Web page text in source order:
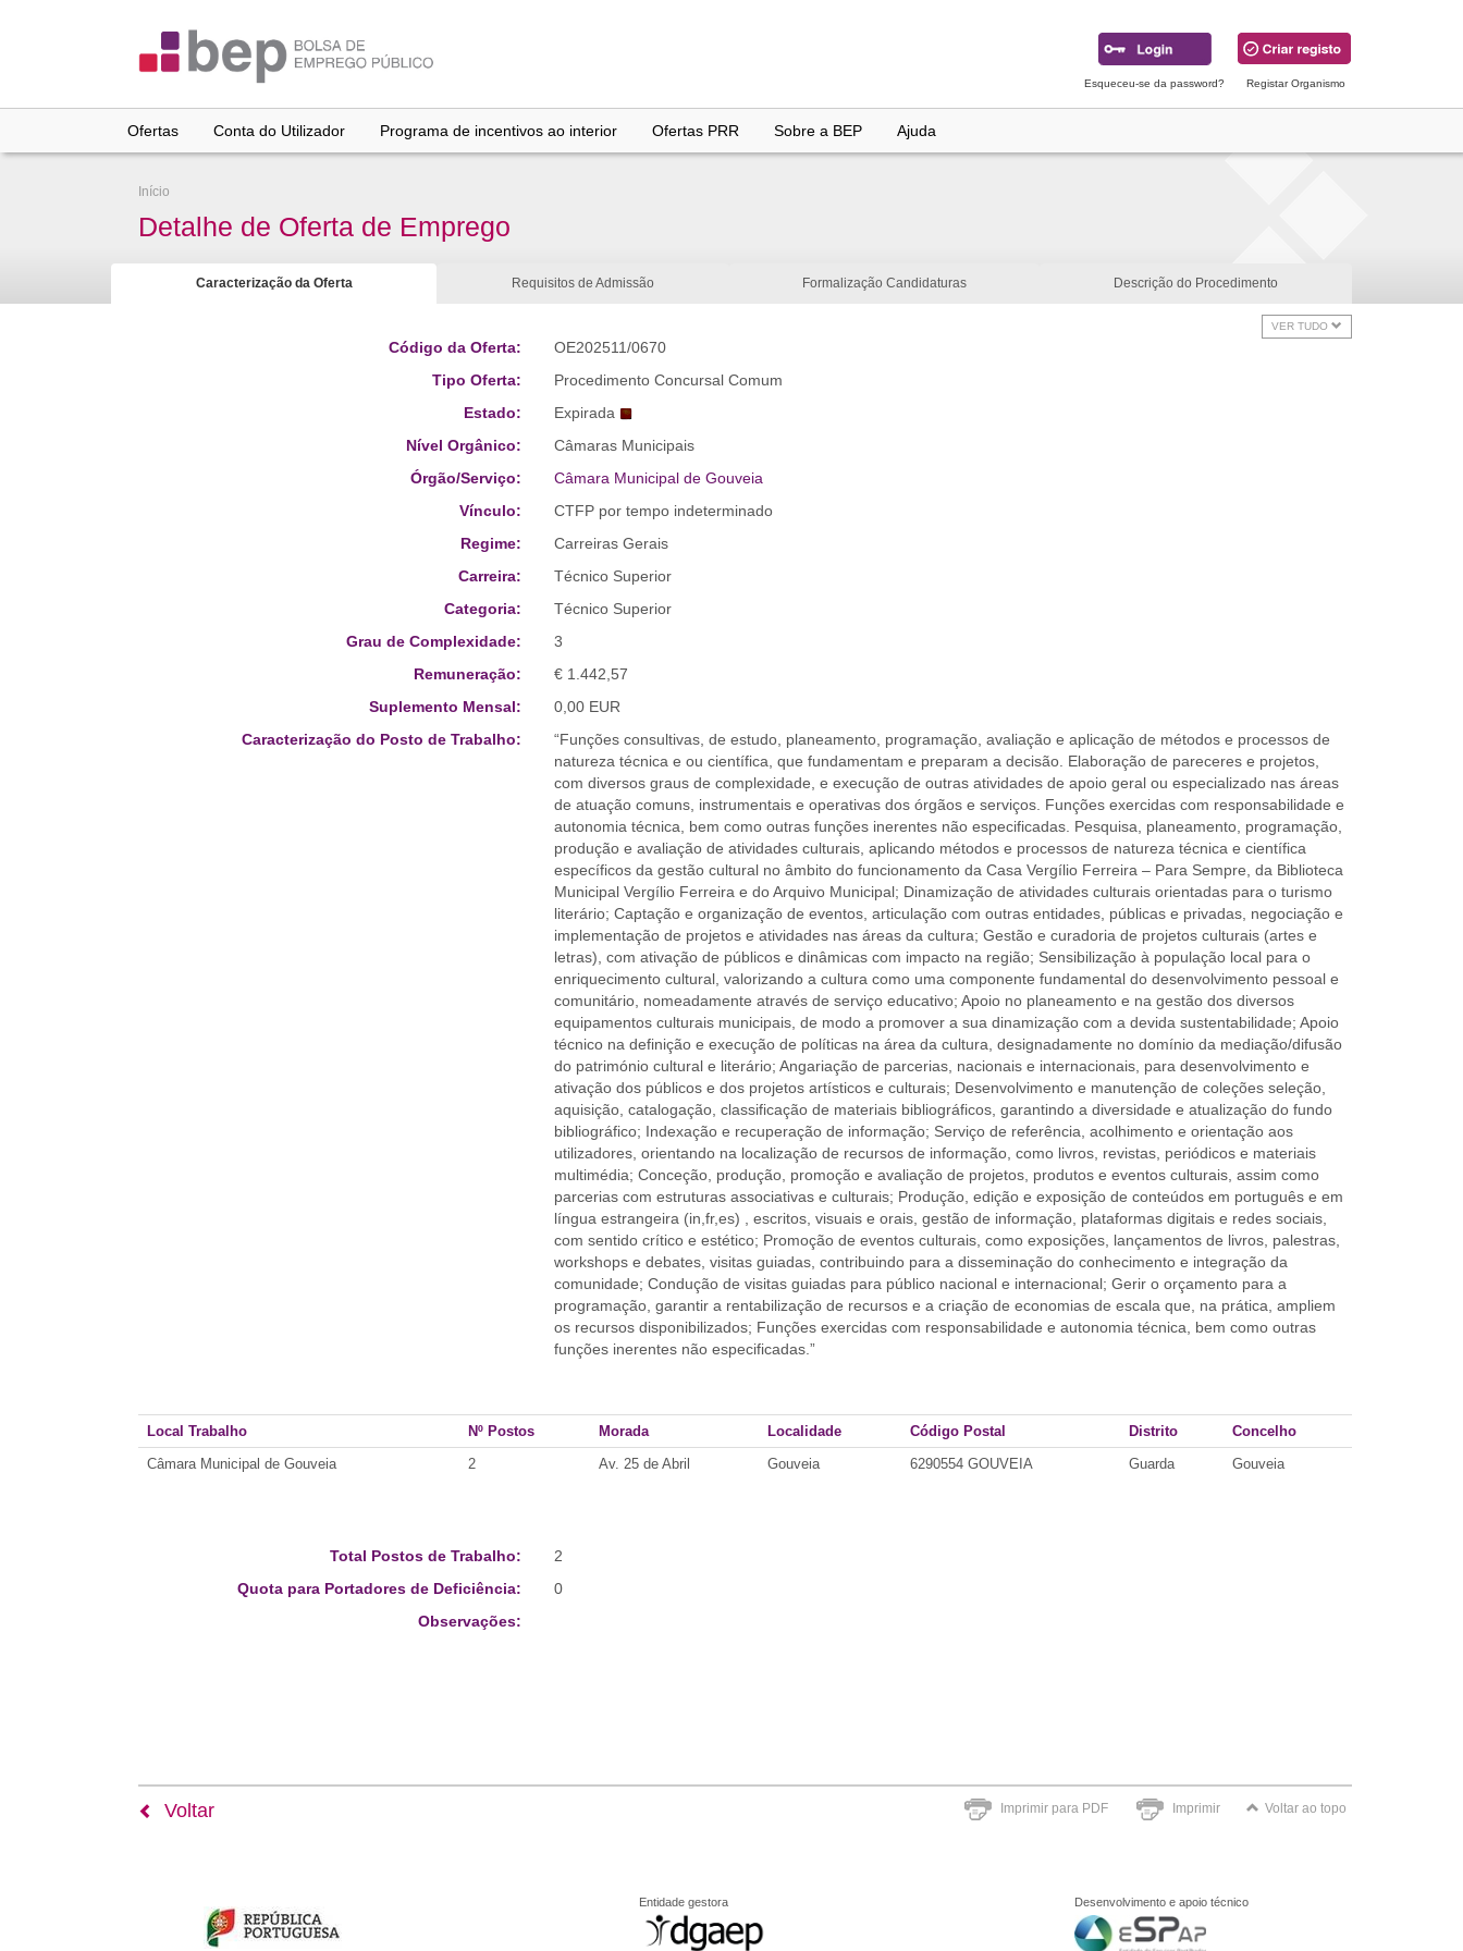
Esqueceu-se da password? Registar Organismo
Ofertas Conta do Utilizador Programa de incentivos ao interior Ofertas PRR Sobre a BEP Ajuda
Início
Detalhe de Oferta de Emprego
Caracterização da Oferta Requisitos de Admissão Formalização Candidaturas Descrição do Procedimento
VER TUDO
Código da Oferta:
OE202511/0670
Tipo Oferta:
Procedimento Concursal Comum
Estado:
Expirada
Nível Orgânico:
Câmaras Municipais
Órgão/Serviço:
Câmara Municipal de Gouveia
Vínculo:
CTFP por tempo indeterminado
Regime:
Carreiras Gerais
Carreira:
Técnico Superior
Categoria:
Técnico Superior
Grau de Complexidade:
3
Remuneração:
€ 1.442,57
Suplemento Mensal:
0,00 EUR
Caracterização do Posto de Trabalho:
“Funções consultivas, de estudo, planeamento, programação, avaliação e aplicação de métodos e processos de
natureza técnica e ou científica, que fundamentam e preparam a decisão. Elaboração de pareceres e projetos,
com diversos graus de complexidade, e execução de outras atividades de apoio geral ou especializado nas áreas
de atuação comuns, instrumentais e operativas dos órgãos e serviços. Funções exercidas com responsabilidade e
autonomia técnica, bem como outras funções inerentes não especificadas. Pesquisa, planeamento, programação,
produção e avaliação de atividades culturais, aplicando métodos e processos de natureza técnica e científica
específicos da gestão cultural no âmbito do funcionamento da Casa Vergílio Ferreira – Para Sempre, da Biblioteca
Municipal Vergílio Ferreira e do Arquivo Municipal; Dinamização de atividades culturais orientadas para o turismo
literário; Captação e organização de eventos, articulação com outras entidades, públicas e privadas, negociação e
implementação de projetos e atividades nas áreas da cultura; Gestão e curadoria de projetos culturais (artes e
letras), com ativação de públicos e dinâmicas com impacto na região; Sensibilização à população local para o
enriquecimento cultural, valorizando a cultura como uma componente fundamental do desenvolvimento pessoal e
comunitário, nomeadamente através de serviço educativo; Apoio no planeamento e na gestão dos diversos
equipamentos culturais municipais, de modo a promover a sua dinamização com a devida sustentabilidade; Apoio
técnico na definição e execução de políticas na área da cultura, designadamente no domínio da mediação/difusão
do património cultural e literário; Angariação de parcerias, nacionais e internacionais, para desenvolvimento e
ativação dos públicos e dos projetos artísticos e culturais; Desenvolvimento e manutenção de coleções seleção,
aquisição, catalogação, classificação de materiais bibliográficos, garantindo a diversidade e atualização do fundo
bibliográfico; Indexação e recuperação de informação; Serviço de referência, acolhimento e orientação aos
utilizadores, orientando na localização de recursos de informação, como livros, revistas, periódicos e materiais
multimédia; Conceção, produção, promoção e avaliação de projetos, produtos e eventos culturais, assim como
parcerias com estruturas associativas e culturais; Produção, edição e exposição de conteúdos em português e em
língua estrangeira (in,fr,es) , escritos, visuais e orais, gestão de informação, plataformas digitais e redes sociais,
com sentido crítico e estético; Promoção de eventos culturais, como exposições, lançamentos de livros, palestras,
workshops e debates, visitas guiadas, contribuindo para a disseminação do conhecimento e integração da
comunidade; Condução de visitas guiadas para público nacional e internacional; Gerir o orçamento para a
programação, garantir a rentabilização de recursos e a criação de economias de escala que, na prática, ampliem
os recursos disponibilizados; Funções exercidas com responsabilidade e autonomia técnica, bem como outras
funções inerentes não especificadas.”
Local Trabalho Nº Postos Morada Localidade Código Postal Distrito
Concelho
Câmara Municipal de Gouveia
2 Av. 25 de Abril Gouveia 6290554 GOUVEIA Guarda Gouveia
Total Postos de Trabalho:
2
Quota para Portadores de Deficiência:
0
Observações:
Imprimir para PDF Imprimir Voltar ao topo
Voltar
Entidade gestora Desenvolvimento e apoio técnico